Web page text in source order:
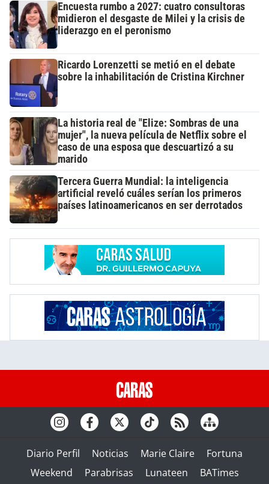
Encuesta rumbo a 2027: cuatro consultoras
midieron el desgaste de Milei y la crisis de
liderazgo en el peronismo
Ricardo Lorenzetti se metió en el debate
sobre la inhabilitación de Cristina Kirchner
La historia real de "Elize: Sombras de una
mujer", la nueva película de Netflix sobre el
caso de una esposa que descuartizó a su
marido
Tercera Guerra Mundial: la inteligencia
artificial reveló cuáles serían los primeros
países latinoamericanos en ser derrotados
Diario Perfil Noticias Marie Claire
Fortuna
Weekend
Parabrisas Lunateen BATimes